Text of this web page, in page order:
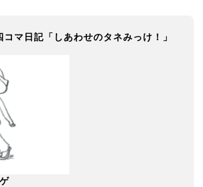
マ日記「しあわせのタネみっけ！」